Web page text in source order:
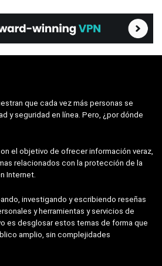
que cada vez más personas se
y seguridad en línea. Pero, ¿por dónde
el objetivo de ofrecer información veraz,
relacionados con la protección de la
Internet.
investigando y escribiendo reseñas
y herramientas y servicios de
es desglosar estos temas de forma que
amplio, sin complejidades